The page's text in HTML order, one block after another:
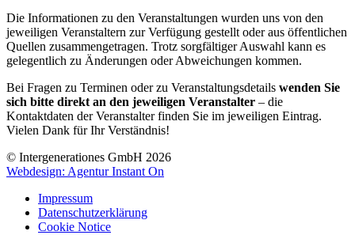
Die Informationen zu den Veranstaltungen wurden uns von den
jeweiligen Veranstaltern zur Verfügung gestellt oder aus öffentlichen
Quellen zusammengetragen. Trotz sorgfältiger Auswahl kann es
gelegentlich zu Änderungen oder Abweichungen kommen.
Bei Fragen zu Terminen oder zu Veranstaltungsdetails wenden Sie
sich bitte direkt an den jeweiligen Veranstalter – die
Kontaktdaten der Veranstalter finden Sie im jeweiligen Eintrag.
Vielen Dank für Ihr Verständnis!
© Intergenerationes GmbH 2026
Webdesign: Agentur Instant On
Impressum
Datenschutzerklärung
Cookie Notice